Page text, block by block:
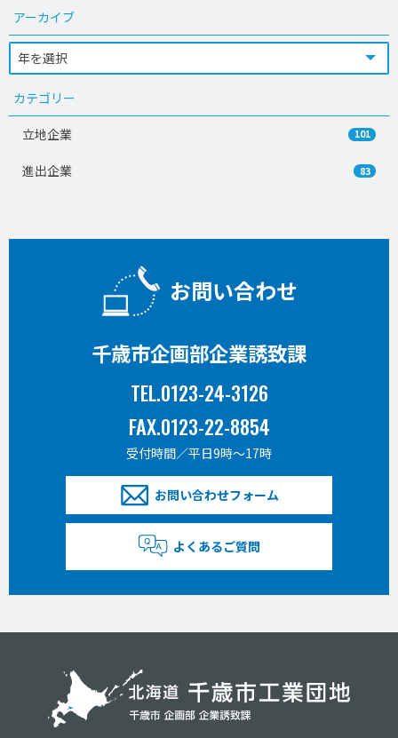
アーカイブ
カテゴリー
立地企業 101
進出企業 83
お問い合わせ
千歳市企画部企業誘致課
TEL.0123-24-3126
FAX.0123-22-8854
受付時間／平日9時〜17時
お問い合わせフォーム
よくあるご質問